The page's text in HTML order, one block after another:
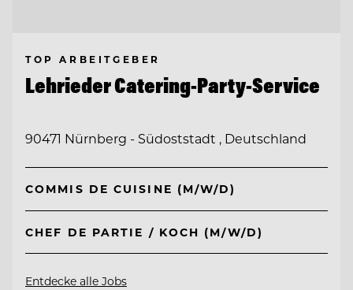
TOP ARBEITGEBER
Lehrieder Catering-Party-Service
90471 Nürnberg - Südoststadt , Deutschland
COMMIS DE CUISINE (M/W/D)
CHEF DE PARTIE / KOCH (M/W/D)
Entdecke alle Jobs